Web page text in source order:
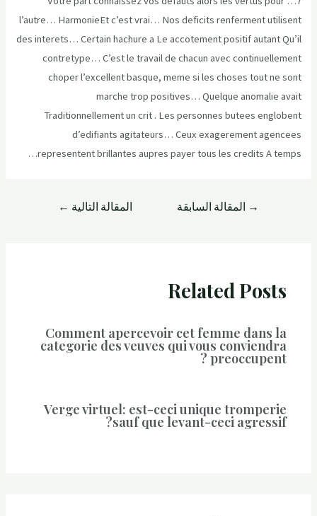
l’autre… HarmonieEt c’est vrai… Nos deficits renferment utilisent
des interets… Certain hachure a Le accotement positif autant Qu’il
contretype… C’est le travail de chacun avec continuellement
choper l’excellent basque, meme si les choses tout ne sont
marche trop positives… Quelque anomalie avait
Traditionnellement un crit . Les personnes butees englobent
d’edifiants agitateurs… Ceux exagerement agencees
representent brillantes aupres payer tous les credits A temps…
→ المقالة السابقة المقالة التالية ←
Related Posts
Comment apercevoir cet femme dans la
categorie des veuves qui vous conviendra
preoccupent ?
Verge virtuel: est-ceci unique tromperie
sauf que levant-ceci agressif?